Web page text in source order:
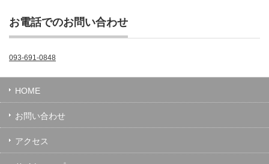
お電話でのお問い合わせ
093-691-0848
HOME
お問い合わせ
アクセス